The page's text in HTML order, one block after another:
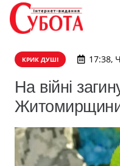
КРИК ДУШІ 17:38,
На війні